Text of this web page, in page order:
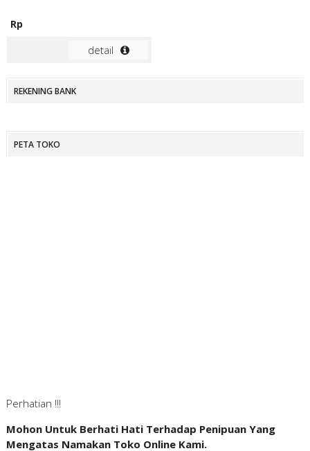
Rp
detail
REKENING BANK
PETA TOKO
Perhatian !!!
Mohon Untuk Berhati Hati Terhadap Penipuan Yang
Mengatas Namakan Toko Online Kami.